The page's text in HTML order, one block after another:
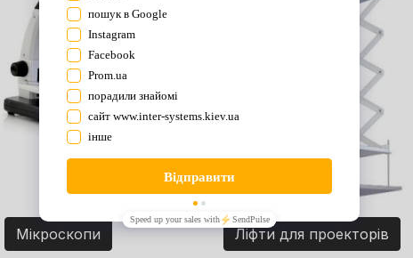
Мікроскопи Ліфти для проекторів